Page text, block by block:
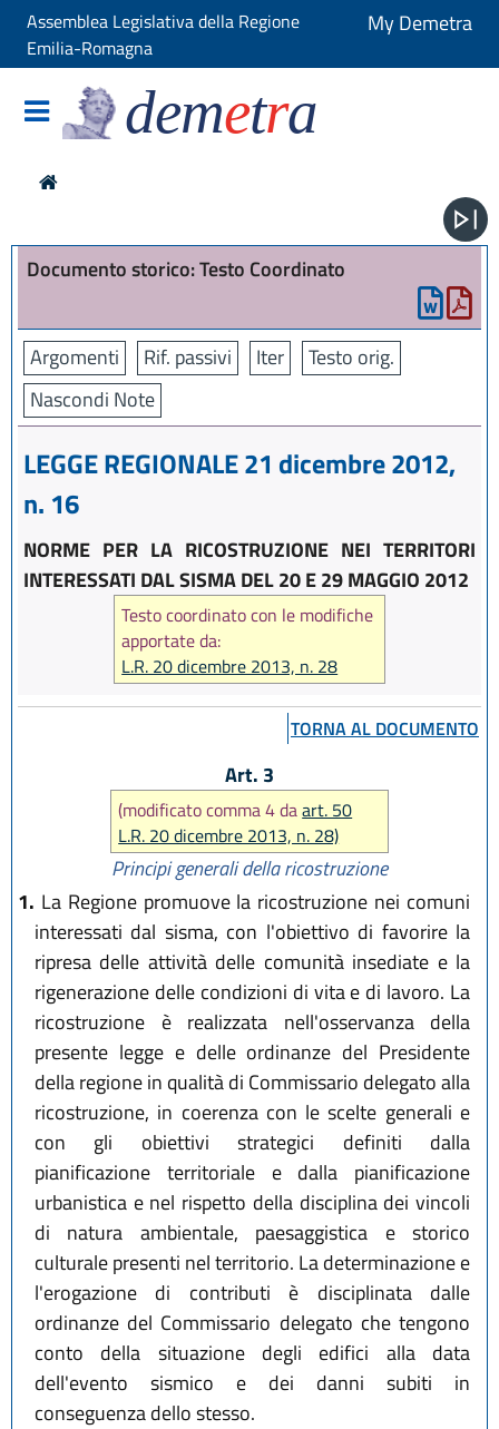
Assemblea Legislativa della Regione
Emilia-Romagna
My Demetra
demetra
Documento storico: Testo Coordinato
Argomenti Rif. passivi Iter
Testo orig.
Nascondi Note
LEGGE REGIONALE 21 dicembre 2012,
n. 16
NORME PER LA RICOSTRUZIONE NEI TERRITORI
INTERESSATI DAL SISMA DEL 20 E 29 MAGGIO 2012
Testo coordinato con le modifiche
apportate da:
L.R. 20 dicembre 2013, n. 28
TORNA AL DOCUMENTO
Art. 3
(modificato comma 4 daart. 50
L.R. 20 dicembre 2013, n. 28)
Principi generali della ricostruzione
1. La Regione promuove la ricostruzione nei comuni
interessati dal sisma, con l'obiettivo di favorire la
ripresa delle attività delle comunità insediate e la
rigenerazione delle condizioni di vita e di lavoro. La
ricostruzione è realizzata nell'osservanza della
presente legge e delle ordinanze del Presidente
della regione in qualità di Commissario delegato alla
ricostruzione, in coerenza con le scelte generali e
con gli obiettivi strategici definiti dalla
pianificazione territoriale e dalla pianificazione
urbanistica e nel rispetto della disciplina dei vincoli
di natura ambientale, paesaggistica e storico
culturale presenti nel territorio. La determinazione e
l'erogazione di contributi è disciplinata dalle
ordinanze del Commissario delegato che tengono
conto della situazione degli edifici alla data
dell'evento sismico e dei danni subiti in
conseguenza dello stesso.